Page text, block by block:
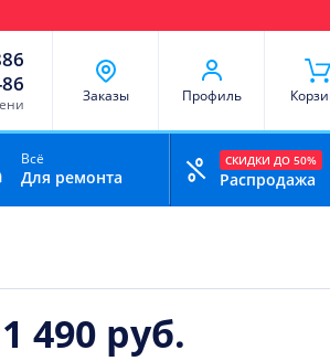
Заказы Профиль
Всё
Для ремонта
СКИДКИ ДО 50%
Распродажа
1 490 руб.